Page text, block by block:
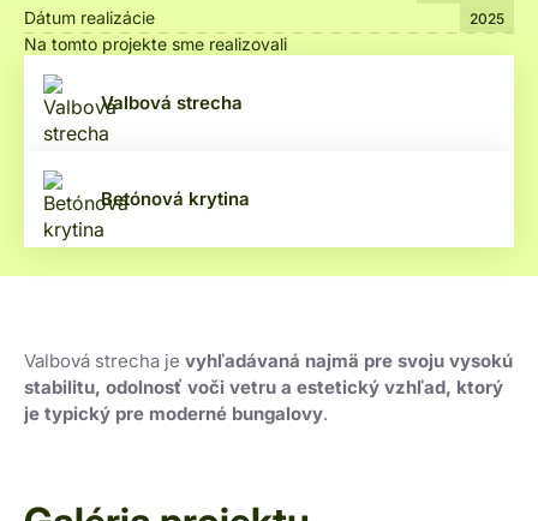
Valbová strecha je vyhľadávaná najmä pre svoju vysokú
stabilitu, odolnosť voči vetru a estetický vzhľad, ktorý
je typický pre moderné bungalovy.
Dátum realizácie 2025
Na tomto projekte sme realizovali
Valbová strecha
Betónová krytina